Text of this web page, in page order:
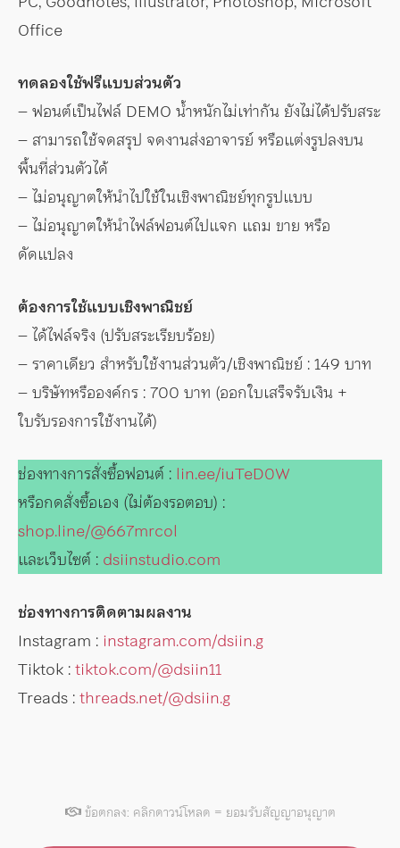
Office
ทดลองใช้ฟรีแบบส่วนตัว
– ฟอนต์เป็นไฟล์ DEMO น้ำหนักไม่เท่ากัน ยังไม่ได้ปรับสระ
– สามารถใช้จดสรุป จดงานส่งอาจารย์ หรือแต่งรูปลงบน
พื้นที่ส่วนตัวได้
– ไม่อนุญาตให้นำไปใช้ในเชิงพาณิชย์ทุกรูปแบบ
– ไม่อนุญาตให้นำไฟล์ฟอนต์ไปแจก แถม ขาย หรือ
ดัดแปลง
ต้องการใช้แบบเชิงพาณิชย์
– ได้ไฟล์จริง (ปรับสระเรียบร้อย)
– ราคาเดียว สำหรับใช้งานส่วนตัว/เชิงพาณิชย์ : 149 บาท
– บริษัทหรือองค์กร : 700 บาท (ออกใบเสร็จรับเงิน +
ใบรับรองการใช้งานได้)
ช่องทางการสั่งซื้อฟอนต์ : lin.ee/iuTeD0W
หรือกดสั่งซื้อเอง (ไม่ต้องรอตอบ) :
shop.line/@667mrcol
และเว็บไซต์ : dsiinstudio.com
ช่องทางการติดตามผลงาน
Instagram : instagram.com/dsiin.g
Tiktok :tiktok.com/@dsiin11
Treads :threads.net/@dsiin.g
ข้อตกลง: คลิกดาวน์โหลด = ยอมรับสัญญาอนุญาต